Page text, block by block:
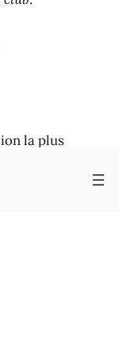
.
par